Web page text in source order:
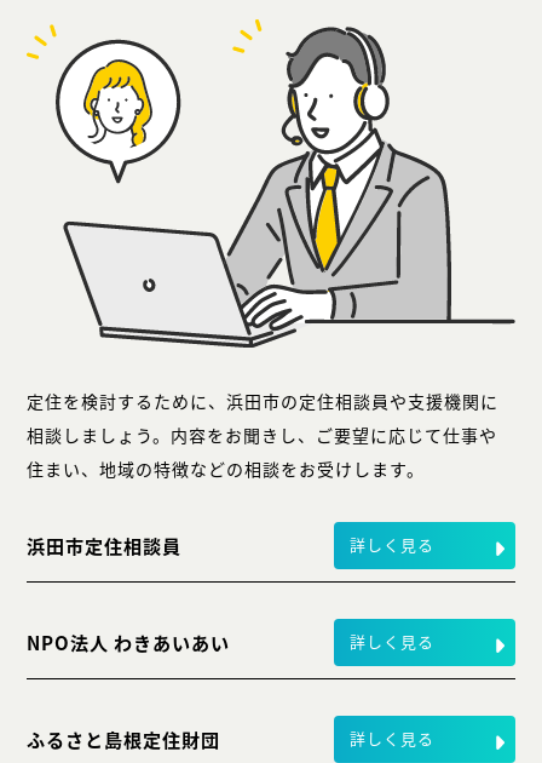
定住を検討するために、浜田市の定住相談員や支援機関に
相談しましょう。内容をお聞きし、ご要望に応じて仕事や
住まい、地域の特徴などの相談をお受けします。
浜田市定住相談員 詳しく見る
NPO法人 わきあいあい 詳しく見る
ふるさと島根定住財団 詳しく見る